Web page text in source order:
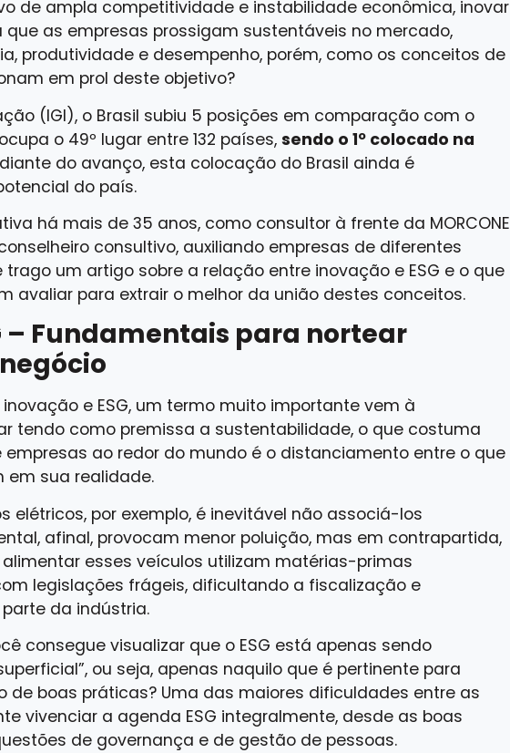
de ampla competitividade e instabilidade econômica, inovar
as empresas prossigam sustentáveis no mercado,
produtividade e desempenho, porém, como os conceitos de
em prol deste objetivo?
(IGI), o Brasil subiu 5 posições em comparação com o
o 49º lugar entre 132 países,sendo o 1º colocado na
do avanço, esta colocação do Brasil ainda é
do país.
há mais de 35 anos, como consultor à frente da MORCONE
consultivo, auxiliando empresas de diferentes
um artigo sobre a relação entre inovação e ESG e o que
avaliar para extrair o melhor da união destes conceitos.
– Fundamentais para nortear
e ESG, um termo muito importante vem à
tendo como premissa a sustentabilidade, o que costuma
empresas ao redor do mundo é o distanciamento entre o que
em sua realidade.
elétricos, por exemplo, é inevitável não associá-los
, afinal, provocam menor poluição, mas em contrapartida,
esses veículos utilizam matérias-primas
legislações frágeis, dificultando a fiscalização e
da indústria.
consegue visualizar que o ESG está apenas sendo
ou seja, apenas naquilo que é pertinente para
de boas práticas? Uma das maiores dificuldades entre as
vivenciar a agenda ESG integralmente, desde as boas
de governança e de gestão de pessoas.